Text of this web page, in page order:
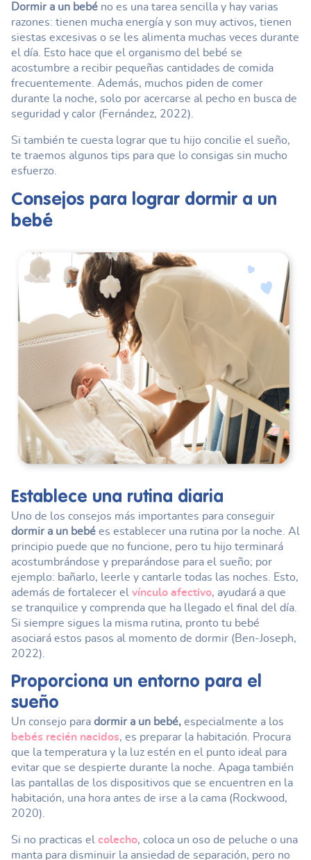
Dormir a un bebé no es una tarea sencilla y hay varias
razones: tienen mucha energía y son muy activos, tienen
siestas excesivas o se les alimenta muchas veces durante
el día. Esto hace que el organismo del bebé se
acostumbre a recibir pequeñas cantidades de comida
frecuentemente. Además, muchos piden de comer
durante la noche, solo por acercarse al pecho en busca de
seguridad y calor (Fernández, 2022).
Si también te cuesta lograr que tu hijo concilie el sueño,
te traemos algunos tips para que lo consigas sin mucho
esfuerzo.
Consejos para lograr dormir a un
bebé
Establece una rutina diaria
Uno de los consejos más importantes para conseguir
dormir a un bebé es establecer una rutina por la noche. Al
principio puede que no funcione, pero tu hijo terminará
acostumbrándose y preparándose para el sueño; por
ejemplo: bañarlo, leerle y cantarle todas las noches. Esto,
además de fortalecer el vínculo afectivo, ayudará a que
se tranquilice y comprenda que ha llegado el final del día.
Si siempre sigues la misma rutina, pronto tu bebé
asociará estos pasos al momento de dormir (Ben-Joseph,
2022).
Proporciona un entorno para el
sueño
Un consejo para dormir a un bebé, especialmente a los
bebés recién nacidos, es preparar la habitación. Procura
que la temperatura y la luz estén en el punto ideal para
evitar que se despierte durante la noche. Apaga también
las pantallas de los dispositivos que se encuentren en la
habitación, una hora antes de irse a la cama (Rockwood,
2020).
Si no practicas el colecho, coloca un oso de peluche o una
manta para disminuir la ansiedad de separación, pero no